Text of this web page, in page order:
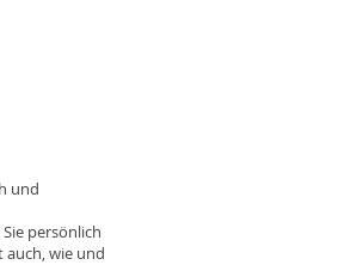
und
persönlich
wie und